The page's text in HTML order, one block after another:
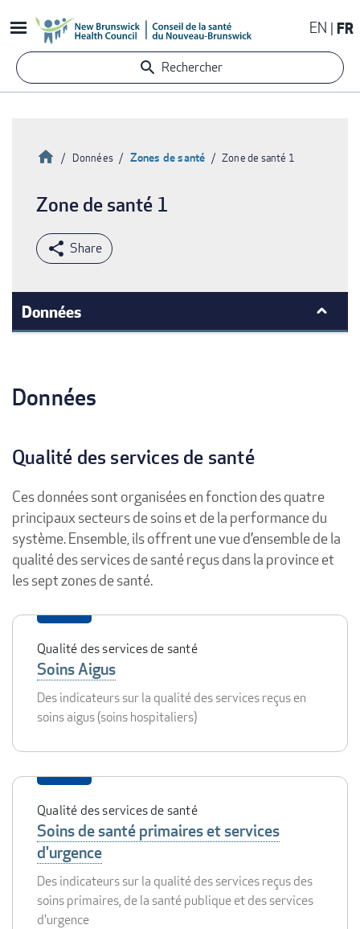
au
contenu
principal
EN FR
Rechercher
Fil
d'Ariane
Accueil
Données Zones de santé Zone de santé 1
Zone de santé 1
Données
Données
Qualité des services de santé
Ces données sont organisées en fonction des quatre
principaux secteurs de soins et de la performance du
système. Ensemble, ils offrent une vue d’ensemble de la
qualité des services de santé reçus dans la province et
les sept zones de santé.
Qualité des services de santé
Soins Aigus
Des indicateurs sur la qualité des services reçus en
soins aigus (soins hospitaliers)
Qualité des services de santé
Soins de santé primaires et services
d'urgence
Des indicateurs sur la qualité des services reçus des
soins primaires, de la santé publique et des services
d'urgence